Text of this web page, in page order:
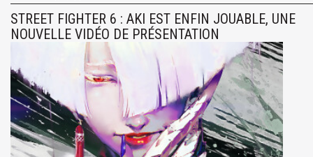
STREET FIGHTER 6 : AKI EST ENFIN JOUABLE, UNE
NOUVELLE VIDÉO DE PRÉSENTATION